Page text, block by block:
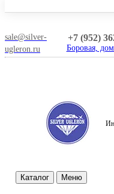
sale@silver-
ugleron.ru
+7 (952)
Боровая,
Каталог Меню